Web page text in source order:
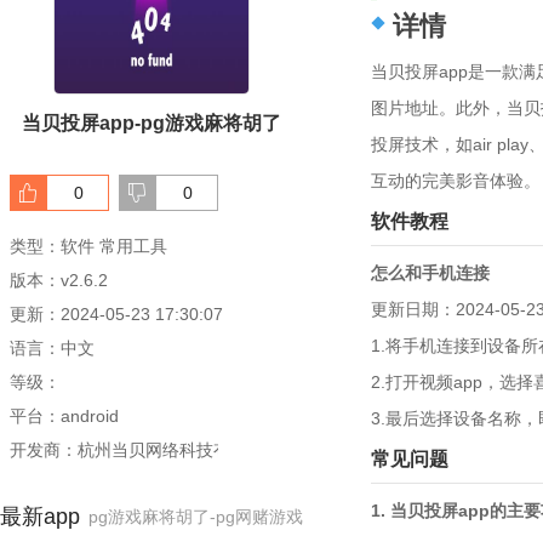
当贝投屏app-pg游戏麻将胡了
0 0
类型：软件 常用工具
版本：v2.6.2
更新：2024-05-23 17:30:07
语言：中文
等级：
平台：android
开发商：杭州当贝网络科技有限公司
pg游戏麻将胡了-pg网赌游戏
最新app
详情
当贝投屏app是一款满
图片地址。此外，当
投屏技术，如air play
互动的完美影音体验。
软件教程
怎么和手机连接
更新日期：2024-05-
1.将手机连接到设备所
2.打开视频app，选择
3.最后选择设备名称
常见问题
1. 当贝投屏app的主